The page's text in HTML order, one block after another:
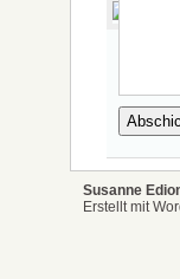
Susanne
Erstellt mit